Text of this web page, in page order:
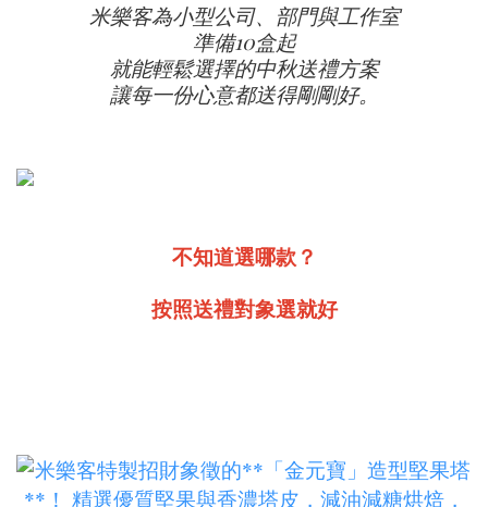
米樂客為小型公司、部門與工作室
準備10盒起
就能輕鬆選擇的中秋送禮方案
讓每一份心意都送得剛剛好。
不知道選哪款？
按照送禮對象選就好